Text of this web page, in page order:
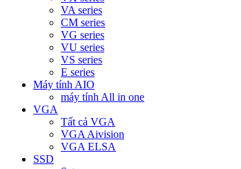
VA series
CM series
VG series
VU series
VS series
E series
Máy tính AIO
máy tính All in one
VGA
Tất cả VGA
VGA Aivision
VGA ELSA
SSD